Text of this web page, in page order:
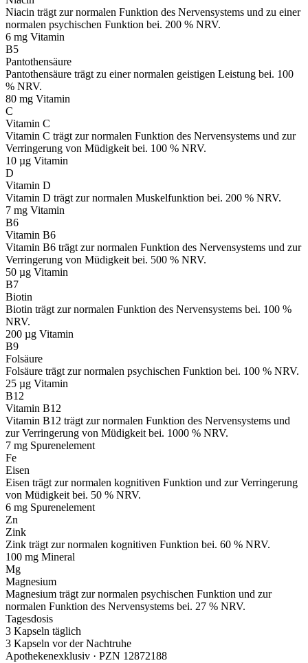
Niacin trägt zur normalen Funktion des Nervensystems und zu einer
normalen psychischen Funktion bei. 200 % NRV.
6 mg Vitamin
B5
Pantothensäure
Pantothensäure trägt zu einer normalen geistigen Leistung bei. 100
% NRV.
80 mg Vitamin
C
Vitamin C
Vitamin C trägt zur normalen Funktion des Nervensystems und zur
Verringerung von Müdigkeit bei. 100 % NRV.
10 µg Vitamin
D
Vitamin D
Vitamin D trägt zur normalen Muskelfunktion bei. 200 % NRV.
7 mg Vitamin
B6
Vitamin B6
Vitamin B6 trägt zur normalen Funktion des Nervensystems und zur
Verringerung von Müdigkeit bei. 500 % NRV.
50 µg Vitamin
B7
Biotin
Biotin trägt zur normalen Funktion des Nervensystems bei. 100 %
NRV.
200 µg Vitamin
B9
Folsäure
Folsäure trägt zur normalen psychischen Funktion bei. 100 % NRV.
25 µg Vitamin
B12
Vitamin B12
Vitamin B12 trägt zur normalen Funktion des Nervensystems und
zur Verringerung von Müdigkeit bei. 1000 % NRV.
7 mg Spurenelement
Fe
Eisen
Eisen trägt zur normalen kognitiven Funktion und zur Verringerung
von Müdigkeit bei. 50 % NRV.
6 mg Spurenelement
Zn
Zink
Zink trägt zur normalen kognitiven Funktion bei. 60 % NRV.
100 mg Mineral
Mg
Magnesium
Magnesium trägt zur normalen psychischen Funktion und zur
normalen Funktion des Nervensystems bei. 27 % NRV.
Tagesdosis
3 Kapseln täglich
3 Kapseln vor der Nachtruhe
Apothekenexklusiv · PZN 12872188